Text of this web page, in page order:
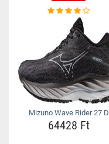
Mizuno Wave Rider 27 D
64428 Ft